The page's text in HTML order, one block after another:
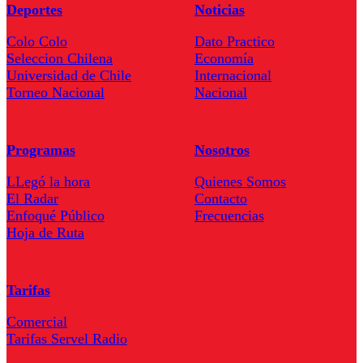
Deportes
Colo Colo
Seleccion Chilena
Universidad de Chile
Torneo Nacional
Noticias
Dato Practico
Economía
Internacional
Nacional
Programas
LLegó la hora
El Radar
Enfoqué Público
Hoja de Ruta
Nosotros
Quienes Somos
Contacto
Frecuencias
Tarifas
Comercial
Tarifas Servel Radio